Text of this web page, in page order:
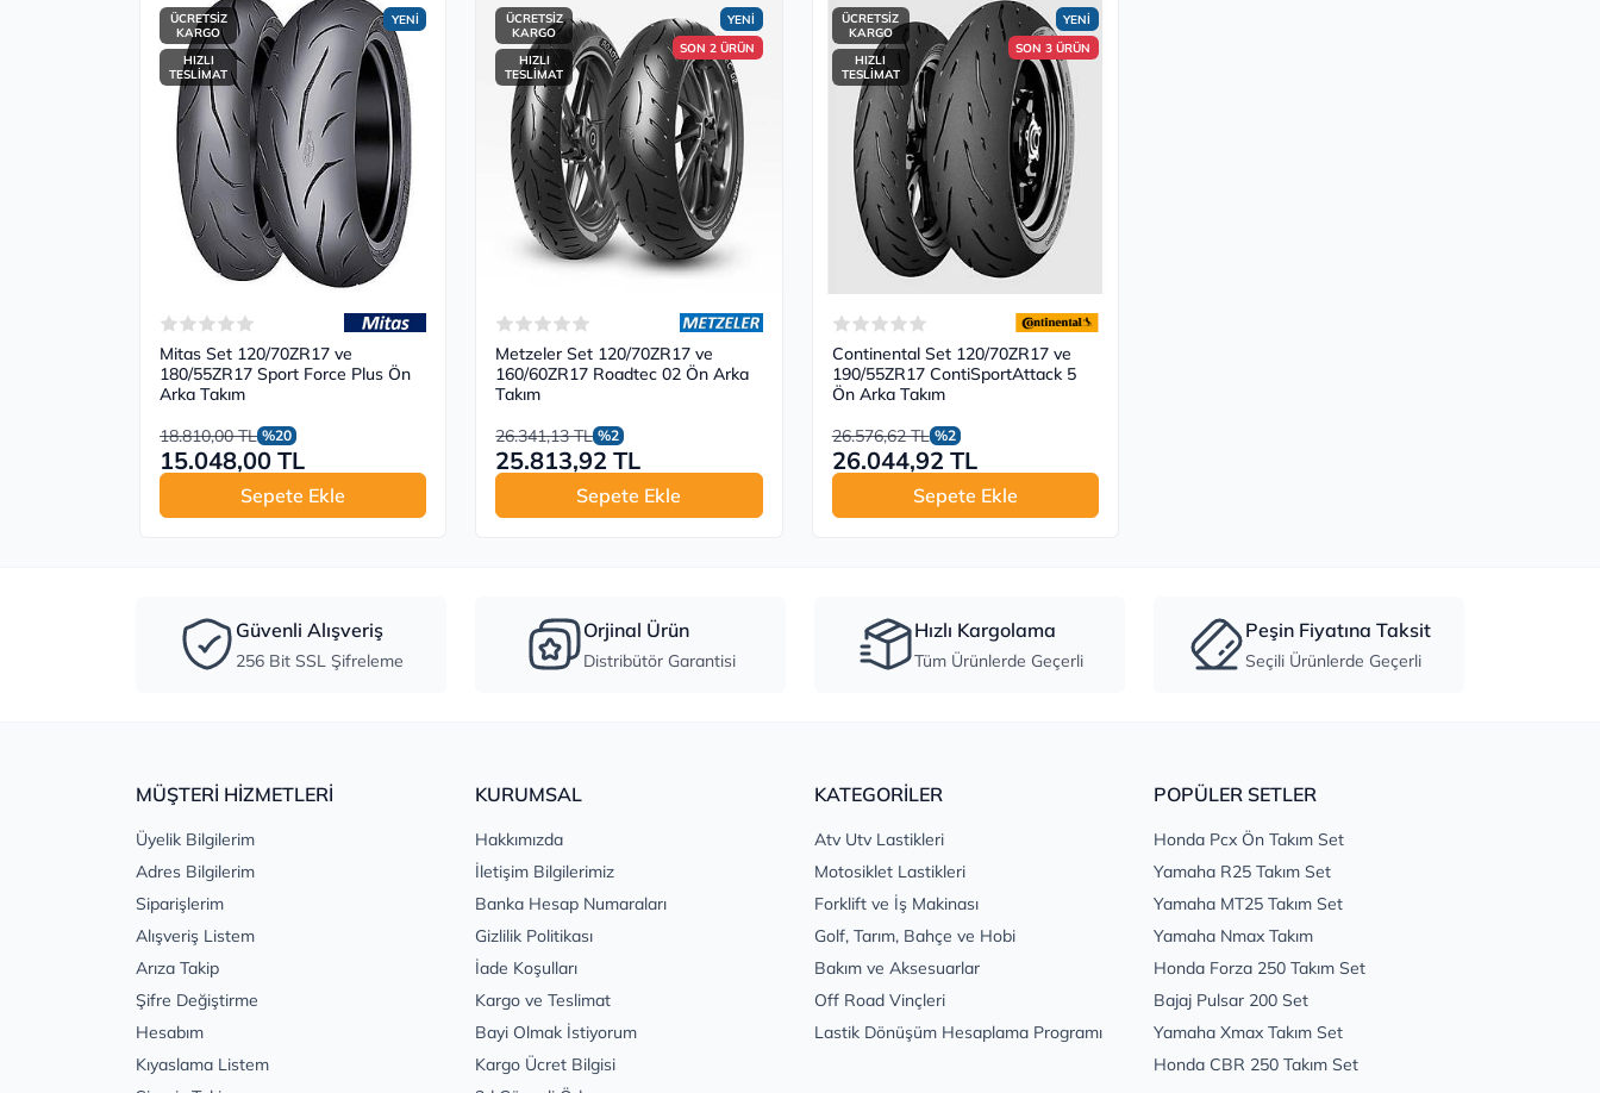
YENİ
ÜCRETSİZ
KARGO
HIZLI
TESLİMAT
Mitas Set 120/70ZR17 ve
180/55ZR17 Sport Force Plus Ön
Arka Takım
18.810,00 TL %20
15.048,00 TL
Sepete Ekle
YENİ
SON 2 ÜRÜN
ÜCRETSİZ
KARGO
HIZLI
TESLİMAT
Metzeler Set 120/70ZR17 ve
160/60ZR17 Roadtec 02 Ön Arka
Takım
26.341,13 TL %2
25.813,92 TL
Sepete Ekle
YENİ
SON 3 ÜRÜN
ÜCRETSİZ
KARGO
HIZLI
TESLİMAT
Continental Set 120/70ZR17 ve
190/55ZR17 ContiSportAttack 5
Ön Arka Takım
26.576,62 TL %2
26.044,92 TL
Sepete Ekle
Güvenli Alışveriş
256 Bit SSL Şifreleme
Orjinal Ürün
Distribütör Garantisi
Hızlı Kargolama
Tüm Ürünlerde Geçerli
Peşin Fiyatına Taksit
Seçili Ürünlerde Geçerli
MÜŞTERİ HİZMETLERİ
Üyelik Bilgilerim
Adres Bilgilerim
Siparişlerim
Alışveriş Listem
Arıza Takip
Şifre Değiştirme
Hesabım
Kıyaslama Listem
KURUMSAL
Hakkımızda
İletişim Bilgilerimiz
Banka Hesap Numaraları
Gizlilik Politikası
İade Koşulları
Kargo ve Teslimat
Bayi Olmak İstiyorum
Kargo Ücret Bilgisi
KATEGORİLER
Atv Utv Lastikleri
Motosiklet Lastikleri
Forklift ve İş Makinası
Golf, Tarım, Bahçe ve Hobi
Bakım ve Aksesuarlar
Off Road Vinçleri
Lastik Dönüşüm Hesaplama Programı
POPÜLER SETLER
Honda Pcx Ön Takım Set
Yamaha R25 Takım Set
Yamaha MT25 Takım Set
Yamaha Nmax Takım
Honda Forza 250 Takım Set
Bajaj Pulsar 200 Set
Yamaha Xmax Takım Set
Honda CBR 250 Takım Set